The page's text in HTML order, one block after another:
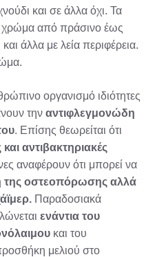
και σε άλλα όχι. Τα
χρώμα από πράσινο έως
άλλα με λεία περιφέρεια.
οργανισμό ιδιότητες
την αντιφλεγμονώδη
. Επίσης θεωρείται ότι
και αντιβακτηριακές
αναφέρουν ότι μπορεί να
οστεοπόρωσης αλλά
Παραδοσιακά
ενάντια του
και του
μελιού στο